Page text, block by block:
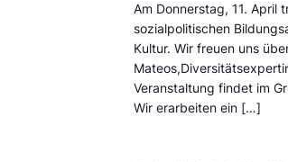
Am Donnerstag, 11. April
sozialpolitischen
Kultur. Wir freuen uns
Veranstaltung findet im
Wir erarbeiten ein […]